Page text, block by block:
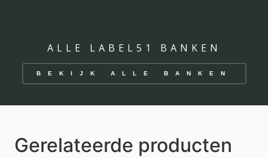
ALLE LABEL51 BANKEN
BEKIJK ALLE BANKEN
Gerelateerde producten